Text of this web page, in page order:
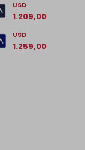
USD
1.209,00
USD
1.259,00